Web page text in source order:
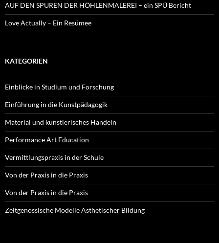
AUF DEN SPUREN DER HÖHLENMALEREI – ein SPÜ Bericht
Love Actually – Ein Resümee
KATEGORIEN
Einblicke in Studium und Forschung
Einführung in die Kunstpädagogik
Material und künstlerisches Handeln
Performance Art Education
Vermittlungspraxis in der Schule
Von der Praxis in die Praxis
Von der Praxis in die Praxis
Zeitgenössische Modelle Ästhetischer Bildung